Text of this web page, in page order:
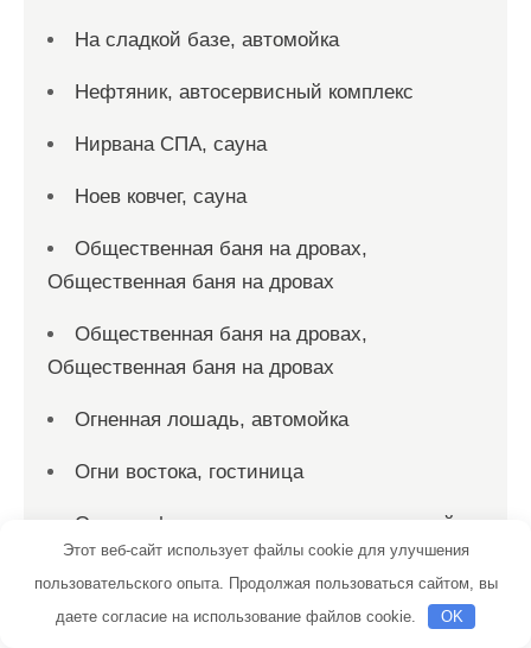
На сладкой базе, автомойка
Нефтяник, автосервисный комплекс
Нирвана СПА, сауна
Ноев ковчег, сауна
Общественная баня на дровах,
Общественная баня на дровах
Общественная баня на дровах,
Общественная баня на дровах
Огненная лошадь, автомойка
Огни востока, гостиница
Озерки, физкультурно-оздоровительный
комплекс
Олимп
Этот веб-сайт использует файлы cookie для улучшения
пользовательского опыта. Продолжая пользоваться сайтом, вы
даете согласие на использование файлов cookie.
OK